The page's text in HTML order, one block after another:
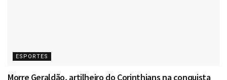
ESPORTES
Morre Geraldão, artilheiro do Corinthians na conquista